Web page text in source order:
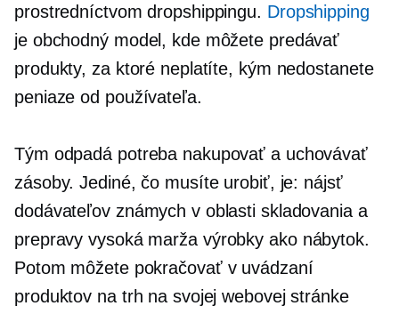
prostredníctvom dropshippingu. Dropshipping
je obchodný model, kde môžete predávať
produkty, za ktoré neplatíte, kým nedostanete
peniaze od používateľa.
Tým odpadá potreba nakupovať a uchovávať
zásoby. Jediné, čo musíte urobiť, je: nájsť
dodávateľov známych v oblasti skladovania a
prepravyvysoká maržavýrobky ako nábytok.
Potom môžete pokračovať v uvádzaní
produktov na trh na svojej webovej stránke